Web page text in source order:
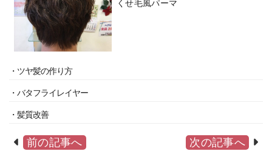
くせ毛風パーマ
・ツヤ髪の作り方
・バタフライレイヤー
・髪質改善
前の記事へ 次の記事へ